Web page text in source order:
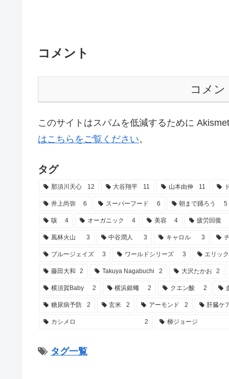
コメント
コメン
このサイトはスパムを低減するために
はこちらをご覧ください。
タグ
那須川天心 12 大谷翔平 11 山本由伸 11
井上尚弥 6 スーパーフード 6 朝まで踊ろう 5
咳 4 オーガニック 4 美容 4 疲労回復
風林火山 3 中谷潤人 3 キャロル 3
ブルージェイズ 3 ワールドシリーズ 3 エリッ
藤田大和 2 Takuya Nagabuchi 2 大沢たかお 2
横須賀Baby 2 横浜銀蠅 2 クエン酸 2
糖尿病予防 2 玄米 2 アーモンド 2 肝臓ケ
カシメロ 2 柳ジョージ
タグ一覧